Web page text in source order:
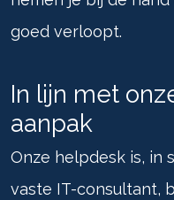
goed verloopt.
In lijn met
aanpak
Onze helpdesk is, in
vaste IT-consultant,